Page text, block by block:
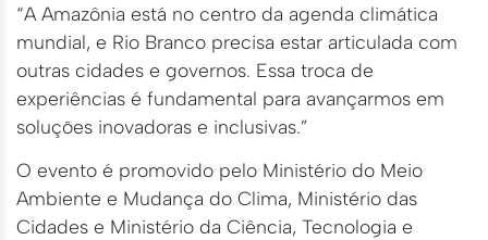
“A Amazônia está no centro da agenda climática
mundial, e Rio Branco precisa estar articulada com
outras cidades e governos. Essa troca de
experiências é fundamental para avançarmos em
soluções inovadoras e inclusivas.”
O evento é promovido pelo Ministério do Meio
Ambiente e Mudança do Clima, Ministério das
Cidades e Ministério da Ciência, Tecnologia e